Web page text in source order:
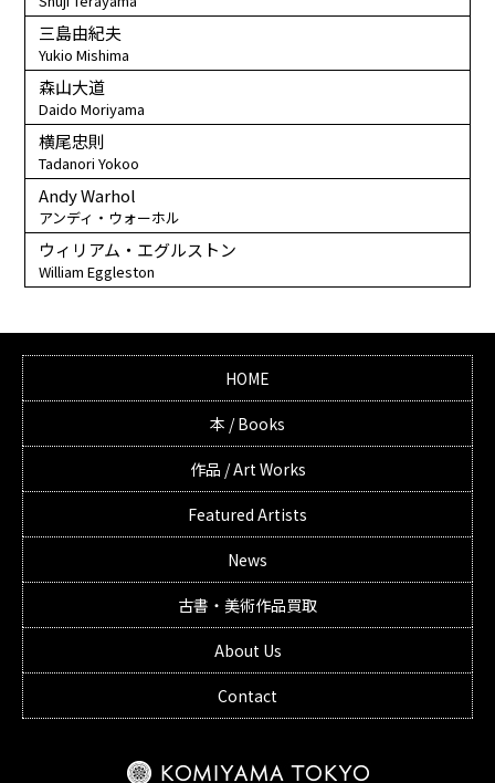
三島由紀夫
Yukio Mishima
森山大道
Daido Moriyama
横尾忠則
Tadanori Yokoo
Andy Warhol
アンディ・ウォーホル
ウィリアム・エグルストン
William Eggleston
HOME
本 / Books
作品 / Art Works
Featured Artists
News
古書・美術作品買取
About Us
Contact